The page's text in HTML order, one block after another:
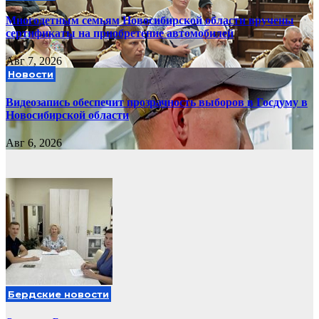
Многодетным семьям Новосибирской области вручены
сертификаты на приобретение автомобилей
Авг 7, 2026
Новости
Видеозапись обеспечит прозрачность выборов в Госдуму в
Новосибирской области
Авг 6, 2026
Бердские новости